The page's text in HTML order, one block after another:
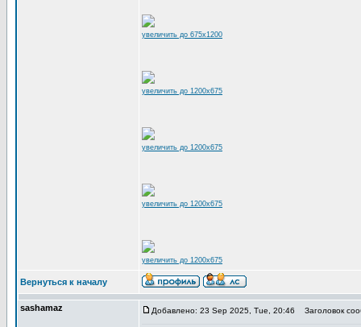
увеличить до 675x1200
увеличить до 1200x675
увеличить до 1200x675
увеличить до 1200x675
увеличить до 1200x675
Вернуться к началу
sashamaz Добавлено: 23 Sep 2025, Tue, 20:46 Заголовок